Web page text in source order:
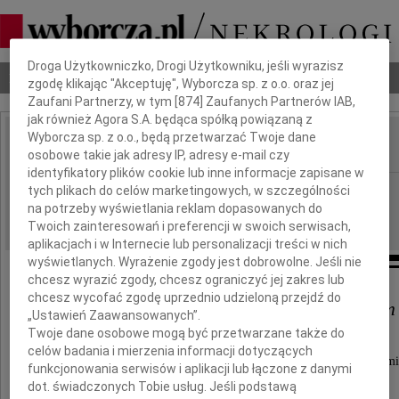
Nekrologi Odeszli Poradnik pogrzebowy
IMIĘ I NAZWISKO:
REGION: Bydgoszcz
DATA EMISJI: 12.04.2011
Magdzie oraz Jej Najbliższym
najserdeczniejsze wyrazy współczucia z powodu
Dbamy o Twoją prywatność
Droga Użytkowniczko, Drogi Użytkowniku, jeśli wyrazisz
zgodę klikając "Akceptuję", Wyborcza sp. z o.o. oraz jej
Zaufani Partnerzy, w tym [874 ] Zaufanych Partnerów IAB,
jak również Agora S.A. będąca spółką powiązaną z
Wyborcza sp. z o.o., będą przetwarzać Twoje dane
osobowe takie jak adresy IP, adresy e-mail czy
identyfikatory plików cookie lub inne informacje zapisane w
tych plikach do celów marketingowych, w szczególności
na potrzeby wyświetlania reklam dopasowanych do
Twoich zainteresowań i preferencji w swoich serwisach,
aplikacjach i w Internecie lub personalizacji treści w nich
wyświetlanych. Wyrażenie zgody jest dobrowolne. Jeśli nie
chcesz wyrazić zgody, chcesz ograniczyć jej zakres lub
chcesz wycofać zgodę uprzednio udzieloną przejdź do
„Ustawień Zaawansowanych”.
Twoje dane osobowe mogą być przetwarzane także do
celów badania i mierzenia informacji dotyczących
funkcjonowania serwisów i aplikacji lub łączone z danymi
dot. świadczonych Tobie usług. Jeśli podstawą